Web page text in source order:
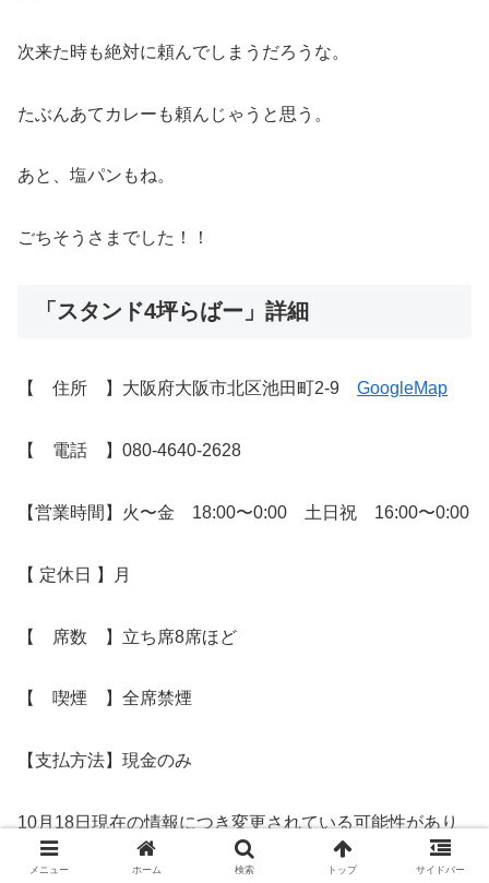
次来た時も絶対に頼んでしまうだろうな。
たぶんあてカレーも頼んじゃうと思う。
あと、塩パンもね。
ごちそうさまでした！！
「スタンド4坪らばー」詳細
【 住所 】大阪府大阪市北区池田町2-9 GoogleMap
【 電話 】080-4640-2628
【営業時間】火〜金 18:00〜0:00 土日祝 16:00〜0:00
【 定休日 】月
【 席数 】立ち席8席ほど
【 喫煙 】全席禁煙
【支払方法】現金のみ
10月18日現在の情報につき変更されている可能性があり
ます。
メニュー ホーム 検索 トップ サイドバー